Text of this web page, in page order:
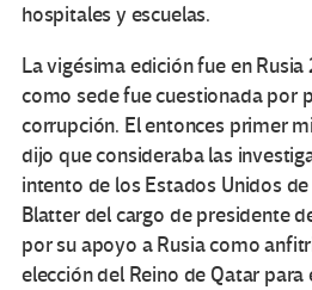
hospitales y escuelas.
La vigésima edición fue en Rusia
como sede fue cuestionada por
corrupción. El entonces primer
dijo que consideraba las
intento de los Estados Unidos
Blatter del cargo de presidente
por su apoyo a Rusia como
elección del Reino de Qatar